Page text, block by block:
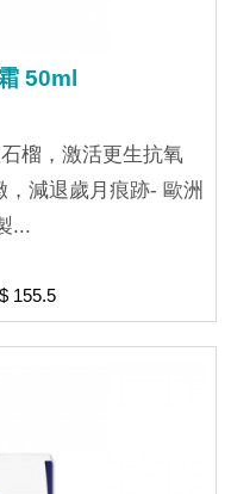
50ml
榴，激活更生抗氧
減退歲月痕跡- 歐洲
...
155.5